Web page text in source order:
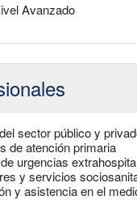
Avanzado
sector público y
de atención primaria
urgencias
y servicios
y asistencia en el